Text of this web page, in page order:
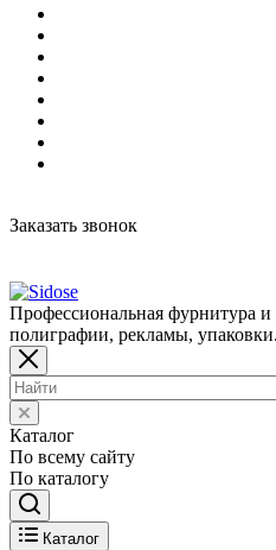
Заказать звонок
Профессиональная фурнитура и
полиграфии, рекламы, упаковки.
Каталог
По всему сайту
По каталогу
Каталог